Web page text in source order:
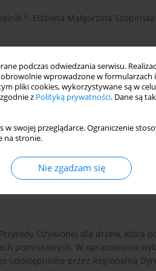
podczas odwiedzania serwisu.
wprowadzone w
pliki cookies, wykorzystywane są w
z Polityką prywatności. Dane są
w swojej przeglądarce. Ograniczenie
na stronie.
Nie zgadzam się
2, Elżbieta Małgorzata Szopińska
przyrodnicze
Ożywionej dla drzew, która
pomnikowych. W opracowaniu
przez Regionalną